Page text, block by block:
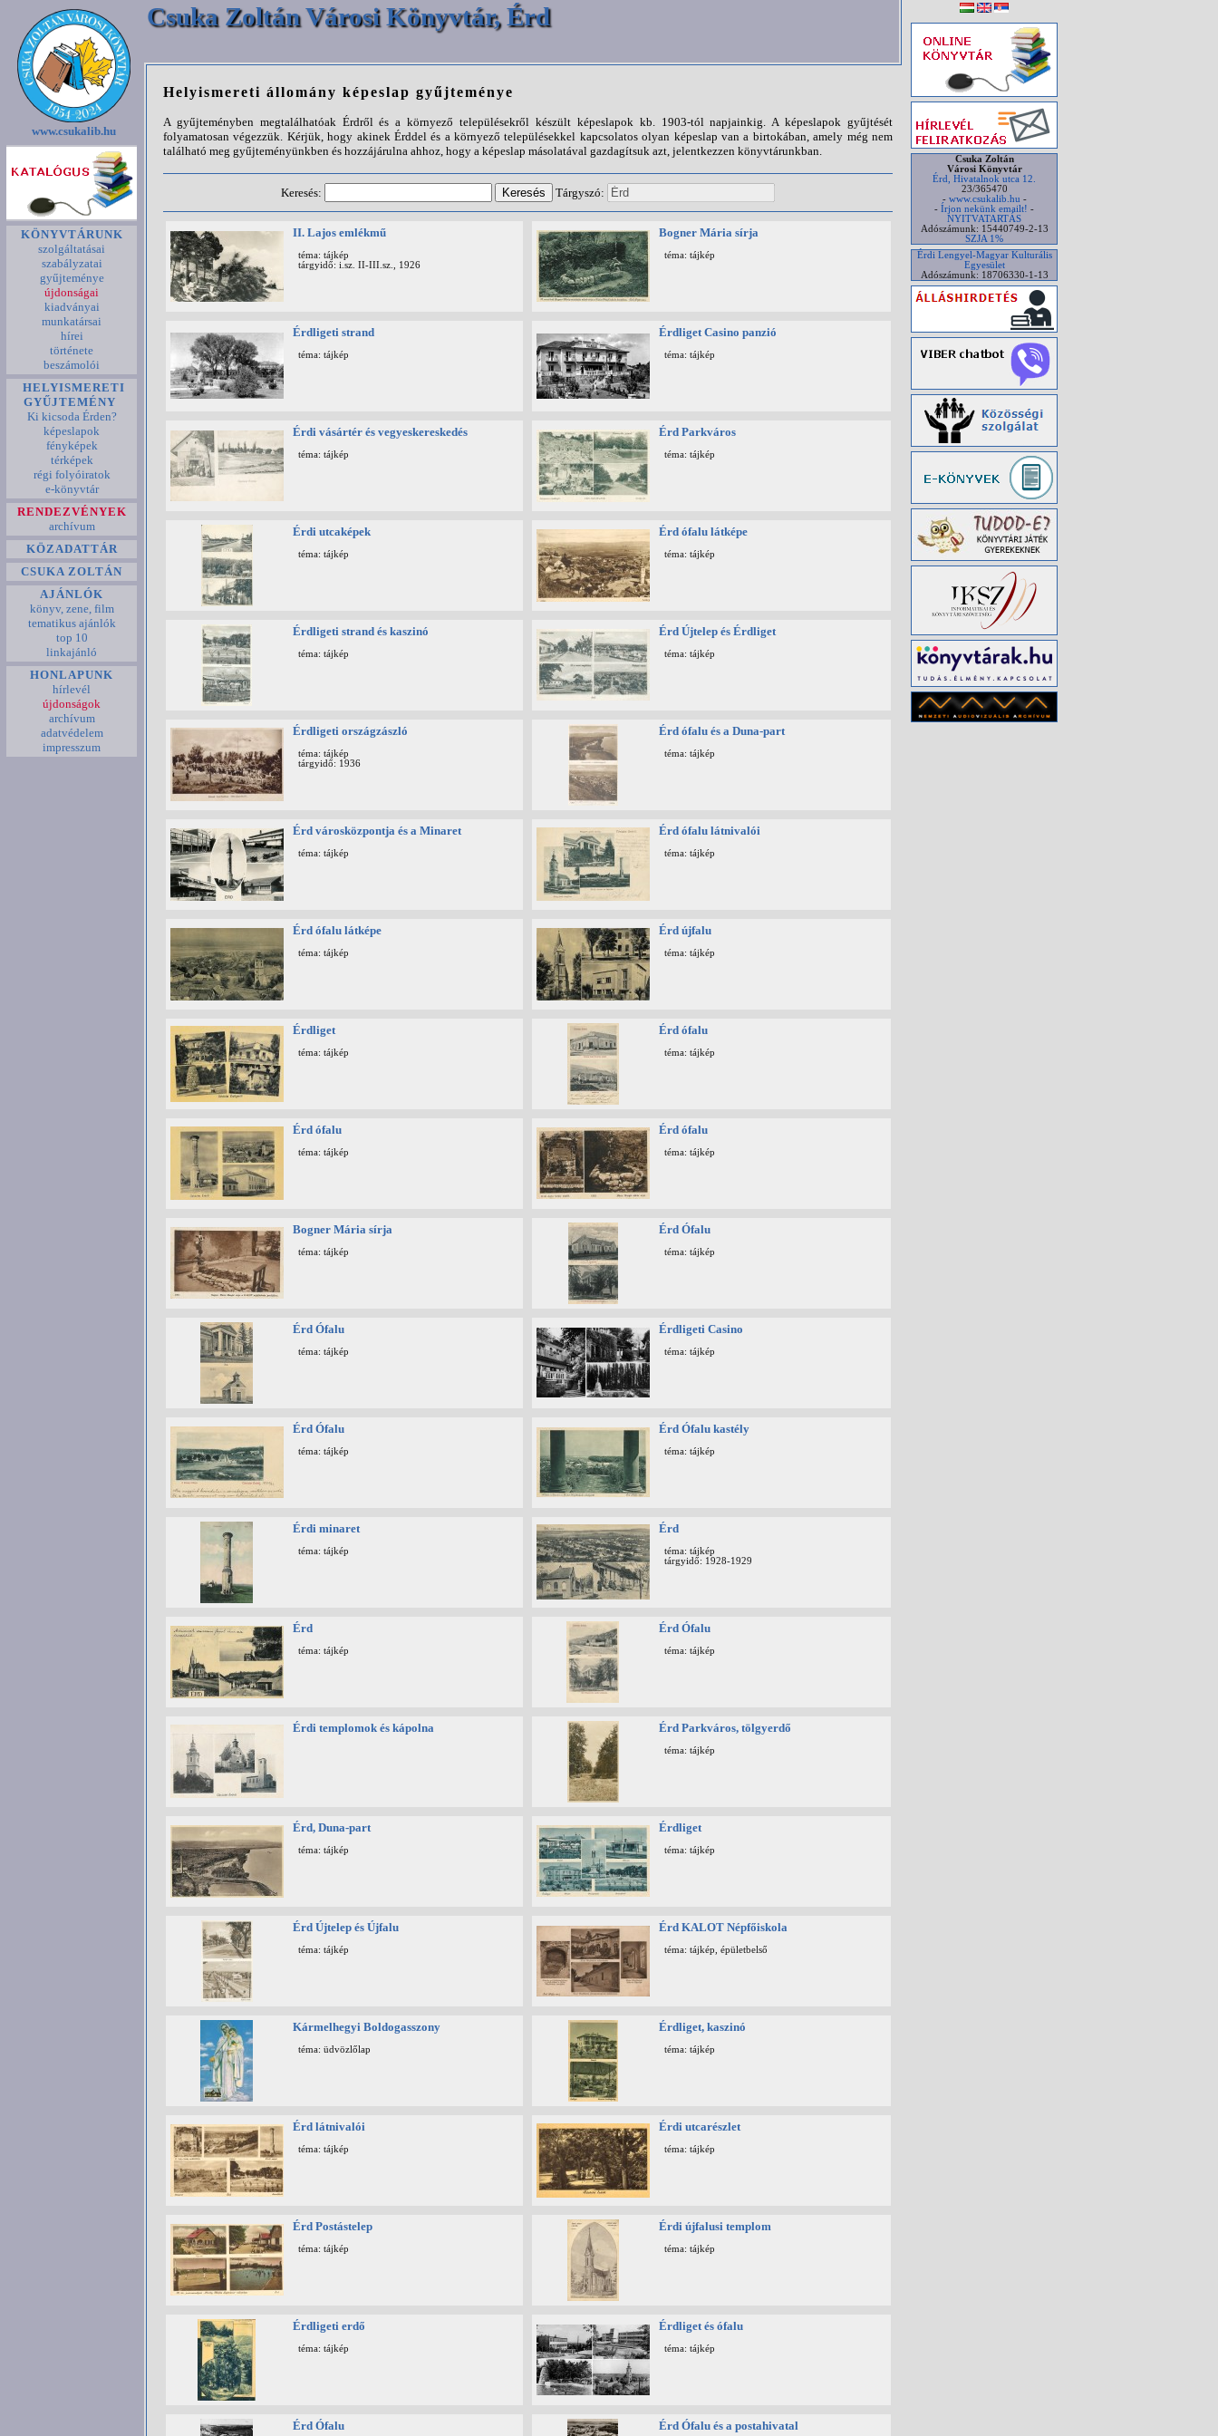
Csuka Zoltán Városi Könyvtár, Érd
www.csukalib.hu
KÖNYVTÁRUNK
szolgáltatásai
szabályzatai
gyűjteménye
újdonságai
kiadványai
munkatársai
hírei
története
beszámolói
HELYISMERETI
GYŰJTEMÉNY
Ki kicsoda Érden?
képeslapok
fényképek
térképek
régi folyóiratok
e-könyvtár
RENDEZVÉNYEK
archívum
KÖZADATTÁR
CSUKA ZOLTÁN
AJÁNLÓK
könyv, zene, film
tematikus ajánlók
top 10
linkajánló
HONLAPUNK
hírlevél
újdonságok
archívum
adatvédelem
impresszum
Helyismereti állomány képeslap gyűjteménye
A gyűjteményben megtalálhatóak Érdről és a környező településekről készült képeslapok kb. 1903-tól napjainkig. A képeslapok gyűjtését
folyamatosan végezzük. Kérjük, hogy akinek Érddel és a környező településekkel kapcsolatos olyan képeslap van a birtokában, amely még nem
található meg gyűjteményünkben és hozzájárulna ahhoz, hogy a képeslap másolatával gazdagítsuk azt, jelentkezzen könyvtárunkban.
Keresés: Tárgyszó:
II. Lajos emlékmű
téma: tájkép
tárgyidő: i.sz. II-III.sz., 1926
Bogner Mária sírja
téma: tájkép
Érdligeti strand
téma: tájkép
Érdliget Casino panzió
téma: tájkép
Érdi vásártér és vegyeskereskedés
téma: tájkép
Érd Parkváros
téma: tájkép
Érdi utcaképek
téma: tájkép
Érd ófalu látképe
téma: tájkép
Érdligeti strand és kaszinó
téma: tájkép
Érd Újtelep és Érdliget
téma: tájkép
Érdligeti országzászló
téma: tájkép
tárgyidő: 1936
Érd ófalu és a Duna-part
téma: tájkép
Érd városközpontja és a Minaret
téma: tájkép
Érd ófalu látnivalói
téma: tájkép
Érd ófalu látképe
téma: tájkép
Érd újfalu
téma: tájkép
Érdliget
téma: tájkép
Érd ófalu
téma: tájkép
Érd ófalu
téma: tájkép
Érd ófalu
téma: tájkép
Bogner Mária sírja
téma: tájkép
Érd Ófalu
téma: tájkép
Érd Ófalu
téma: tájkép
Érdligeti Casino
téma: tájkép
Érd Ófalu
téma: tájkép
Érd Ófalu kastély
téma: tájkép
Érdi minaret
téma: tájkép
Érd
téma: tájkép
tárgyidő: 1928-1929
Érd
téma: tájkép
Érd Ófalu
téma: tájkép
Érdi templomok és kápolna Érd Parkváros, tölgyerdő
téma: tájkép
Érd, Duna-part
téma: tájkép
Érdliget
téma: tájkép
Érd Újtelep és Újfalu
téma: tájkép
Érd KALOT Népfőiskola
téma: tájkép, épületbelső
Kármelhegyi Boldogasszony
téma: üdvözlőlap
Érdliget, kaszinó
téma: tájkép
Érd látnivalói
téma: tájkép
Érdi utcarészlet
téma: tájkép
Érd Postástelep
téma: tájkép
Érdi újfalusi templom
téma: tájkép
Érdligeti erdő
téma: tájkép
Érdliget és ófalu
téma: tájkép
Érd Ófalu Érd Ófalu és a postahivatal
Csuka Zoltán
Városi Könyvtár
Érd, Hivatalnok utca 12.
23/365470
- www.csukalib.hu -
- Írjon nekünk emailt! -
NYITVATARTÁS
Adószámunk: 15440749-2-13
SZJA 1%
Érdi Lengyel-Magyar Kulturális
Egyesület
Adószámunk: 18706330-1-13